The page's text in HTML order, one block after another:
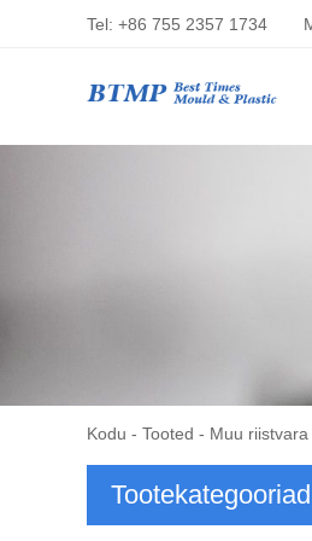
Tel: +86 755 2357 1734
Kodu - Tooted - Muu
Tootekategooriad